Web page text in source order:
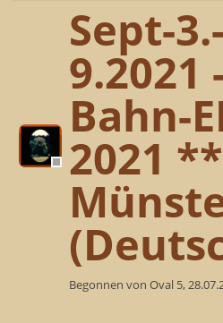
Sept-
9.2021
Bahn-
2021
Begonnen von Oval 5,